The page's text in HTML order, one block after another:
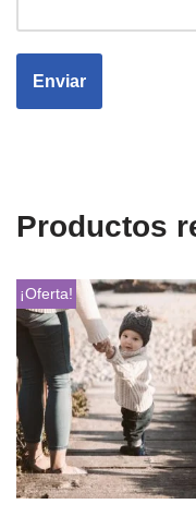
Productos
¡Oferta!